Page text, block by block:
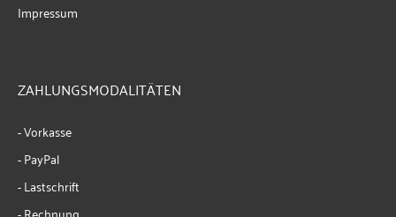
Impressum
ZAHLUNGSMODALITÄTEN
- Vorkasse
- PayPal
- Lastschrift